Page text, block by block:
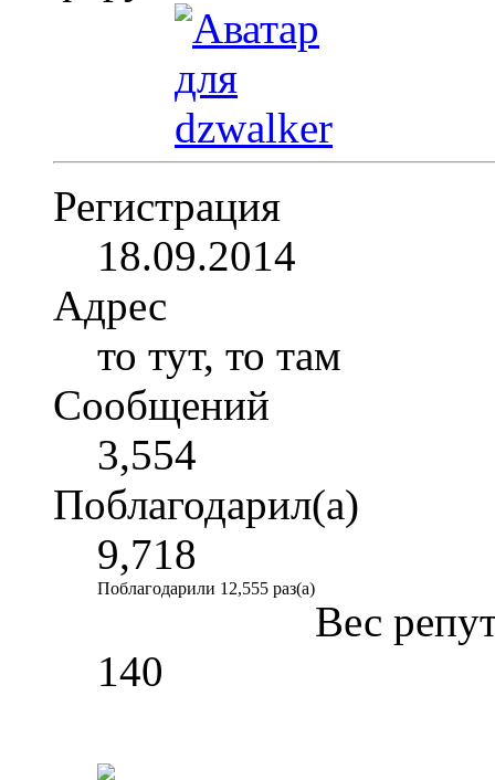
Регистрация
18.09.2014
Адрес
то тут, то там
Сообщений
3,554
Поблагодарил(а)
9,718
Поблагодарили 12,555 раз(а)
Вес
140